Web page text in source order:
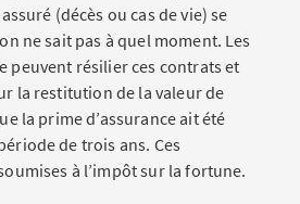
(décès ou cas de vie) se
ne sait pas à quel moment. Les
peuvent résilier ces contrats et
la restitution de la valeur de
la prime d’assurance ait été
de trois ans. Ces
à l’impôt sur la fortune.